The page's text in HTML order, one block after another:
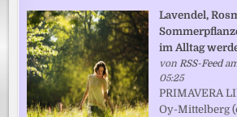
Lavendel,
im Alltag
vonRSS-Feed
05:25
PRIMAVERA
Oy-Mittelberg